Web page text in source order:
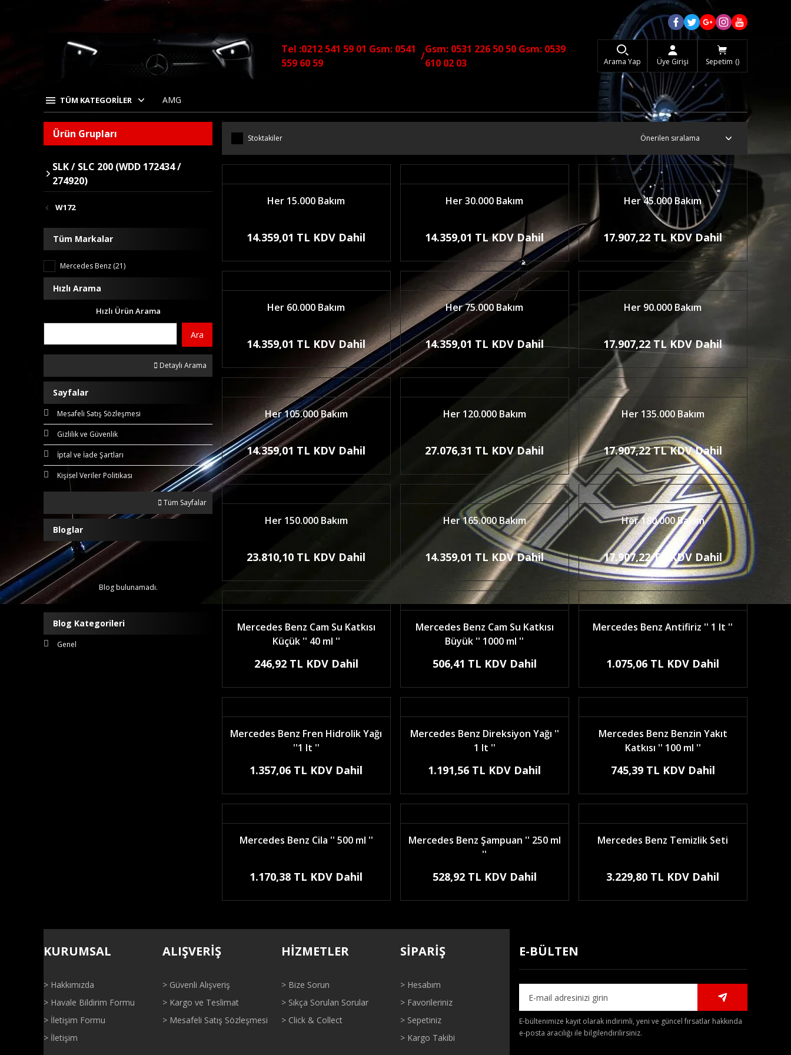
Tel :0212 541 59 01 Gsm: 0541
559 60 59
/
Gsm: 0531 226 50 50 Gsm: 0539
610 02 03
Arama Yap Üye Girişi Sepetim
TÜM KATEGORİLER AMG
Ürün Grupları
SLK / SLC 200 (WDD 172434 /
274920)
W172
Tüm Markalar
Mercedes Benz (21)
Hızlı Arama
Hızlı Ürün Arama
Ara
Detaylı Arama
Sayfalar
Mesafeli Satış Sözleşmesi
Gizlilik ve Güvenlik
İptal ve İade Şartları
Kişisel Veriler Politikası
Tüm Sayfalar
Bloglar
Blog bulunamadı.
Blog Kategorileri
Genel
Stoktakiler
Her 15.000 Bakım
14.359,01 TL KDV Dahil
Her 30.000 Bakım
14.359,01 TL KDV Dahil
Her 45.000 Bakım
17.907,22 TL KDV Dahil
Her 60.000 Bakım
14.359,01 TL KDV Dahil
Her 75.000 Bakım
14.359,01 TL KDV Dahil
Her 90.000 Bakım
17.907,22 TL KDV Dahil
Her 105.000 Bakım
14.359,01 TL KDV Dahil
Her 120.000 Bakım
27.076,31 TL KDV Dahil
Her 135.000 Bakım
17.907,22 TL KDV Dahil
Her 150.000 Bakım
23.810,10 TL KDV Dahil
Her 165.000 Bakım
14.359,01 TL KDV Dahil
Her 180.000 Bakım
17.907,22 TL KDV Dahil
Mercedes Benz Cam Su Katkısı
Küçük '' 40 ml ''
246,92 TL KDV Dahil
Mercedes Benz Cam Su Katkısı
Büyük '' 1000 ml ''
506,41 TL KDV Dahil
Mercedes Benz Antifiriz '' 1 lt ''
1.075,06 TL KDV Dahil
Mercedes Benz Fren Hidrolik Yağı
''1 lt ''
1.357,06 TL KDV Dahil
Mercedes Benz Direksiyon Yağı ''
1 lt ''
1.191,56 TL KDV Dahil
Mercedes Benz Benzin Yakıt
Katkısı '' 100 ml ''
745,39 TL KDV Dahil
Mercedes Benz Cila '' 500 ml ''
1.170,38 TL KDV Dahil
Mercedes Benz Şampuan '' 250 ml
''
528,92 TL KDV Dahil
Mercedes Benz Temizlik Seti
3.229,80 TL KDV Dahil
KURUMSAL
> Hakkımızda
> Havale Bildirim Formu
> İletişim Formu
> İletişim
ALIŞVERİŞ
> Güvenli Alışveriş
> Kargo ve Teslimat
> Mesafeli Satış Sözleşmesi
HİZMETLER
> Bize Sorun
> Sıkça Sorulan Sorular
> Click & Collect
SİPARİŞ
> Hesabım
> Favorileriniz
> Sepetiniz
> Kargo Takibi
E-BÜLTEN
E-bültenimize kayıt olarak indirimli, yeni ve güncel fırsatlar hakkında
e-posta aracılığı ile bilgilendirilirsiniz.